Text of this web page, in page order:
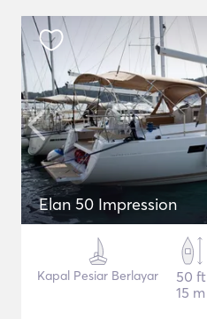
Elan 50 Impression
Kapal Pesiar Berlayar
50 ft
15 m